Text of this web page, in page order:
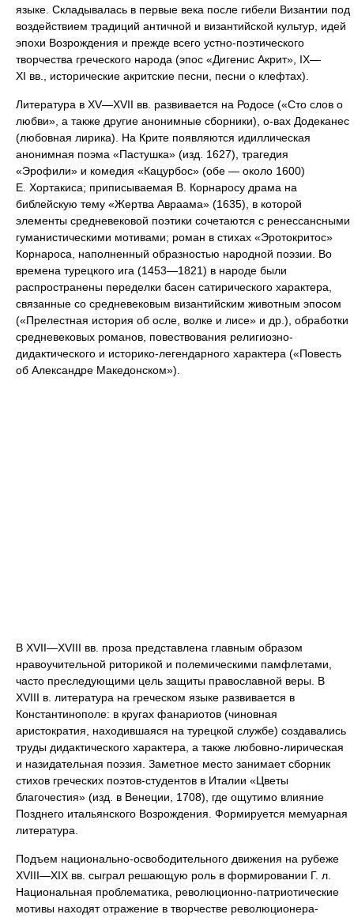
языке. Складывалась в первые века после гибели Византии под
воздействием традиций античной и византийской культур, идей
эпохи Возрождения и прежде всего устно-поэтического
творчества греческого народа (эпос «Дигенис Акрит», IX—
XI вв., исторические акритские песни, песни о клефтах).
Литература в XV—XVII вв. развивается на Родосе («Сто слов о
любви», а также другие анонимные сборники), о-вах Додеканес
(любовная лирика). На Крите появляются идиллическая
анонимная поэма «Пастушка» (изд. 1627), трагедия
«Эрофили» и комедия «Кацурбос» (обе — около 1600)
Е. Хортакиса; приписываемая В. Корнаросу драма на
библейскую тему «Жертва Авраама» (1635), в которой
элементы средневековой поэтики сочетаются с ренессансными
гуманистическими мотивами; роман в стихах «Эротокритос»
Корнароса, наполненный образностью народной поэзии. Во
времена турецкого ига (1453—1821) в народе были
распространены переделки басен сатирического характера,
связанные со средневековым византийским животным эпосом
(«Прелестная история об осле, волке и лисе» и др.), обработки
средневековых романов, повествования религиозно-
дидактического и историко-легендарного характера («Повесть
об Александре Македонском»).
В XVII—XVIII вв. проза представлена главным образом
нравоучительной риторикой и полемическими памфлетами,
часто преследующими цель защиты православной веры. В
XVIII в. литература на греческом языке развивается в
Константинополе: в кругах фанариотов (чиновная
аристократия, находившаяся на турецкой службе) создавались
труды дидактического характера, а также любовно-лирическая
и назидательная поэзия. Заметное место занимает сборник
стихов греческих поэтов-студентов в Италии «Цветы
благочестия» (изд. в Венеции, 1708), где ощутимо влияние
Позднего итальянского Возрождения. Формируется мемуарная
литература.
Подъем национально-освободительного движения на рубеже
XVIII—XIX вв. сыграл решающую роль в формировании Г. л.
Национальная проблематика, революционно-патриотические
мотивы находят отражение в творчестве революционера-